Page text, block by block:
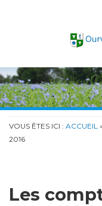
VOUS ÊTES ICI : ACCUEIL »
2016
Les